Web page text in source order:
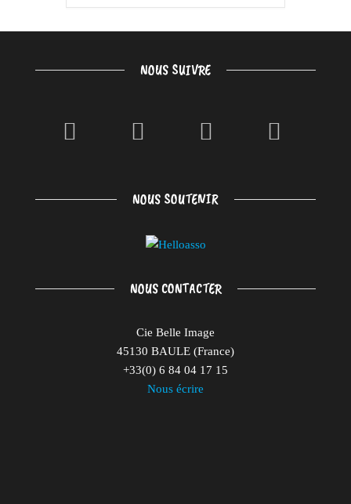
NOUS SUIVRE
NOUS SOUTENIR
NOUS CONTACTER
Cie Belle Image
45130 BAULE (France)
+33(0) 6 84 04 17 15
Nous écrire